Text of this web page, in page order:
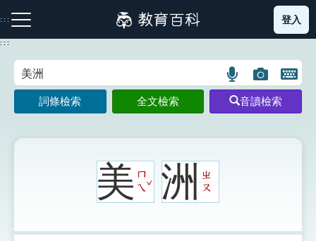
到
主
:::
注音索引圖示 筆畫索引圖示 部首索引表圖示
登入
:::
語
言
搜
圖
片
搜
開
鍵
圖
詞條檢索 全文檢索 音讀檢索
美ㄇ
ㄟ
ˇ洲ㄓ
ㄡ